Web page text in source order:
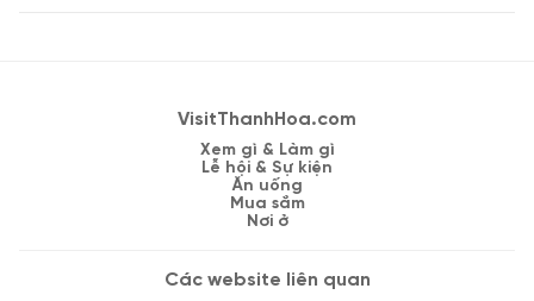
VisitThanhHoa.com
Xem gì & Làm gì
Lễ hội & Sự kiện
Ăn uống
Mua sắm
Nơi ở
Các website liên quan